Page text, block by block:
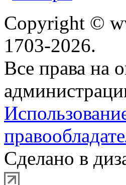
Copyright ©
1703-2026.
Все права на
Сделано в